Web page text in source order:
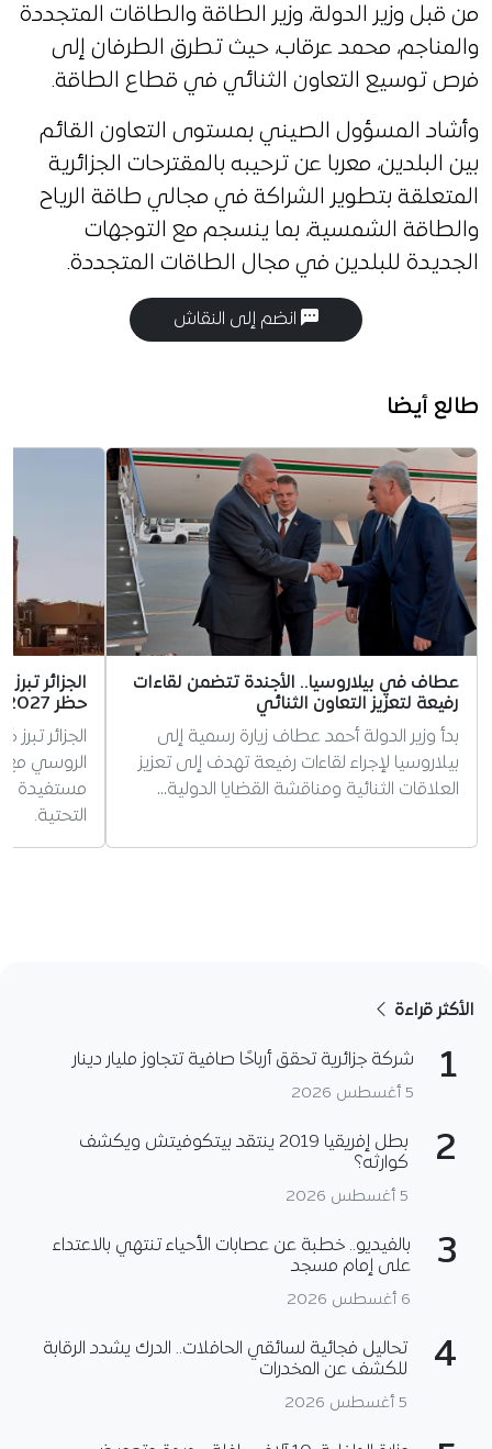
من قبل وزير الدولة، وزير الطاقة والطاقات المتجددة
والمناجم، محمد عرقاب، حيث تطرق الطرفان إلى
فرص توسيع التعاون الثنائي في قطاع الطاقة.
وأشاد المسؤول الصيني بمستوى التعاون القائم
بين البلدين، معربا عن ترحيبه بالمقترحات الجزائرية
المتعلقة بتطوير الشراكة في مجالي طاقة الرياح
والطاقة الشمسية، بما ينسجم مع التوجهات
الجديدة للبلدين في مجال الطاقات المتجددة.
انضم إلى النقاش
طالع أيضا
عطاف في بيلاروسيا.. الأجندة تتضمن لقاءات
رفيعة لتعزيز التعاون الثنائي
بدأ وزير الدولة أحمد عطاف زيارة رسمية إلى
بيلاروسيا لإجراء لقاءات رفيعة تهدف إلى تعزيز
العلاقات الثنائية ومناقشة القضايا الدولية…
الجزائر
حظر 2027
الجزائر تبرز
مستفيدة
التحتية.
الأكثر قراءة
1 شركة جزائرية تحقق أرباحًا صافية تتجاوز مليار دينار
5 أغسطس 2026
2
بطل إفريقيا 2019 ينتقد بيتكوفيتش ويكشف
كوارثه؟
5 أغسطس 2026
3
بالفيديو.. خطبة عن عصابات الأحياء تنتهي بالاعتداء
على إمام مسجد
6 أغسطس 2026
4
تحاليل فجائية لسائقي الحافلات.. الدرك يشدد الرقابة
للكشف عن المخدرات
5 أغسطس 2026